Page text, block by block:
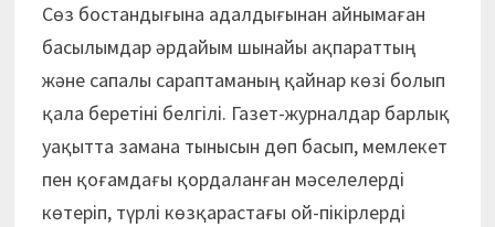
Сөз бостандығына адалдығынан айнымаған
басылымдар әрдайым шынайы ақпараттың
және сапалы сараптаманың қайнар көзі болып
қала беретіні белгілі. Газет-журналдар барлық
уақытта замана тынысын дөп басып, мемлекет
пен қоғамдағы қордаланған мәселелерді
көтеріп, түрлі көзқарастағы ой-пікірлерді